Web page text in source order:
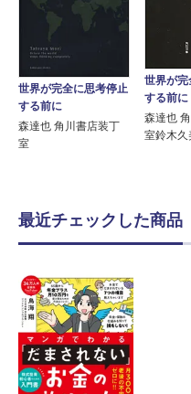
世界が完全に思考停止
する前に
森達也 角川書店装丁
室
世界が完
する前に
森達也
室鈴木久
最近チェックした商品